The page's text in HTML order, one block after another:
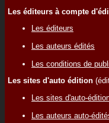
Les éditeurs à compte
Les éditeurs
Les auteurs édités
Les conditions de
Les sites d'auto édition
Les sites d'auto-
Les auteurs auto-